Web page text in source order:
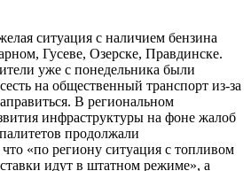
ситуация с наличием бензина
Гусеве, Озерске, Правдинске.
уже с понедельника были
на общественный транспорт из-за
В региональном
инфраструктуры на фоне жалоб
продолжали
«по региону ситуация с топливом
идут в штатном режиме», а